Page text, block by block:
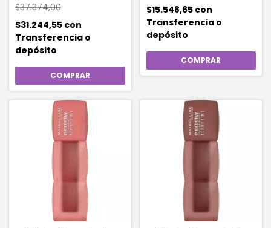
$37.374,00
$31.244,55 con
Transferencia o
depósito
$15.548,65 con
Transferencia o
depósito